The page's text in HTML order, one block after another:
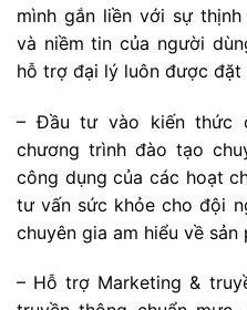
mình gắn liền với sự
và niềm tin của người
hỗ trợ đại lý luôn được đặt
– Đầu tư vào kiến thức
chương trình đào tạo
công dụng của các hoạt
tư vấn sức khỏe cho đội
chuyên gia am hiểu về sản
– Hỗ trợ Marketing &